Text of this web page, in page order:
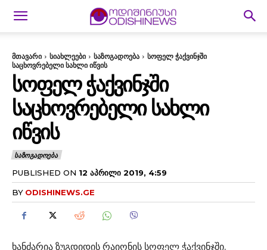
მთავარი სიახლეები საზოგადოება
სოფელ ჭაქვინჯში
საცხოვრებელი სახლი იწვის
ᲡᲝᲤᲔᲚ ᲭᲐᲥᲕᲘᲜᲯᲨᲘ
ᲡᲐᲪᲮᲝᲕᲠᲔᲑᲔᲚᲘ ᲡᲐᲮᲚᲘ
ᲘᲬᲕᲘᲡ
ᲡᲐᲖᲝᲒᲐᲓᲝᲔᲑᲐ
PUBLISHED ON 12 ᲐᲞᲠᲘᲚᲘ 2019, 4:59
BY ODISHINEWS.GE
ხანძარია ზუგდიდის რაიონის სოფელ ჭაქვინჯში.